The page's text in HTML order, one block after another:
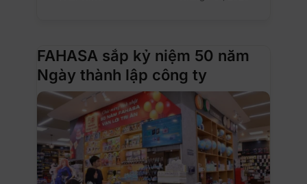
FAHASA sắp kỷ niệm 50 năm
Ngày thành lập công ty